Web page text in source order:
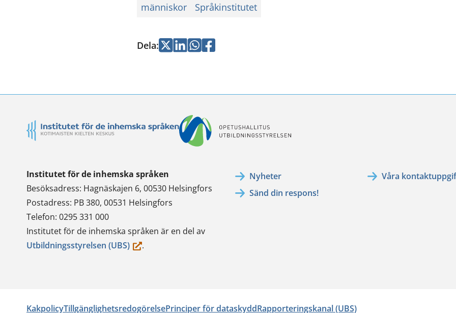
människor Språkinstitutet
Dela:Jaa Jaa Jaa Jaa
Institutet för de inhemska språken
Besöksadress: Hagnäskajen 6, 00530 Helsingfors
Postadress: PB 380, 00531 Helsingfors
Telefon: 0295 331 000
Institutet för de inhemska språken är en del av
Utbildningsstyrelsen (UBS)(du.
Nyheter
Sänd din respons!
Våra
KakpolicyTillgänglighetsredogörelsePrinciper för dataskyddRapporteringskanal (UBS)